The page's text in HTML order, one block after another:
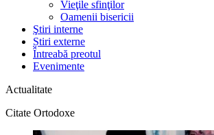
Vieţile sfinţilor
Oamenii bisericii
Ştiri interne
Știri externe
Întreabă preotul
Evenimente
Actualitate
Citate Ortodoxe